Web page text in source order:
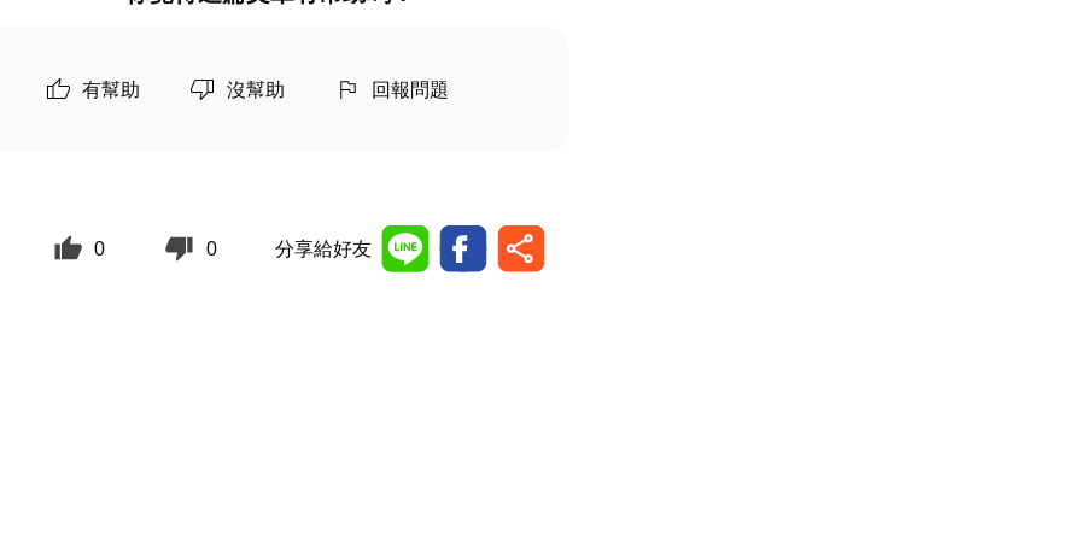
有幫助 沒幫助 回報問題
0 0 分享給好友